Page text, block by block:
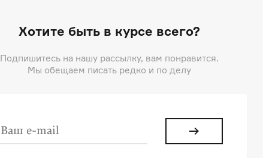
Хотите быть в курсе всего?
Подпишитесь на нашу рассылку, вам понравится.
Мы обещаем писать редко и по делу